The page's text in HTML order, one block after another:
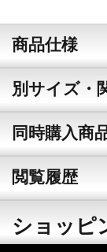
商品仕様
別サイズ・
同時購入商
閲覧履歴
ショッピ